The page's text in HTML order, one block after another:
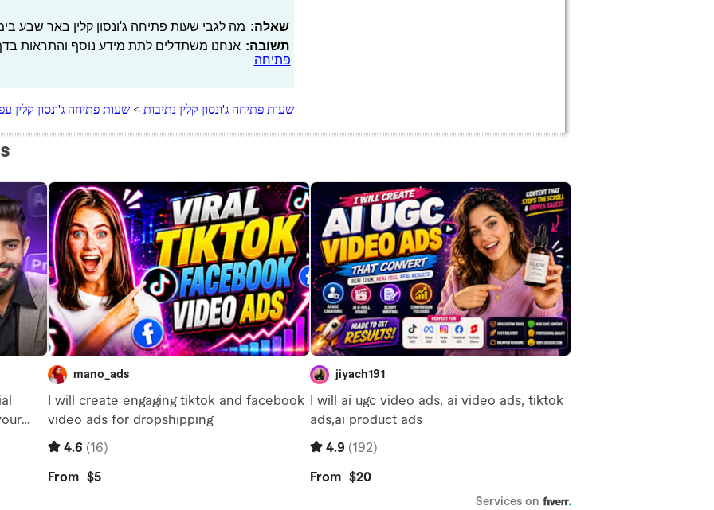
שאלה: מה לגבי שעות פתיחה ג'ונסון קלין באר שבע
תשובה: אנחנו משתדלים לתת מידע נוסף והתראות
פתיחה
שעות פתיחה ג'ונסון קלין נתיבות >שעות פתיחה ג'ונסון קלין